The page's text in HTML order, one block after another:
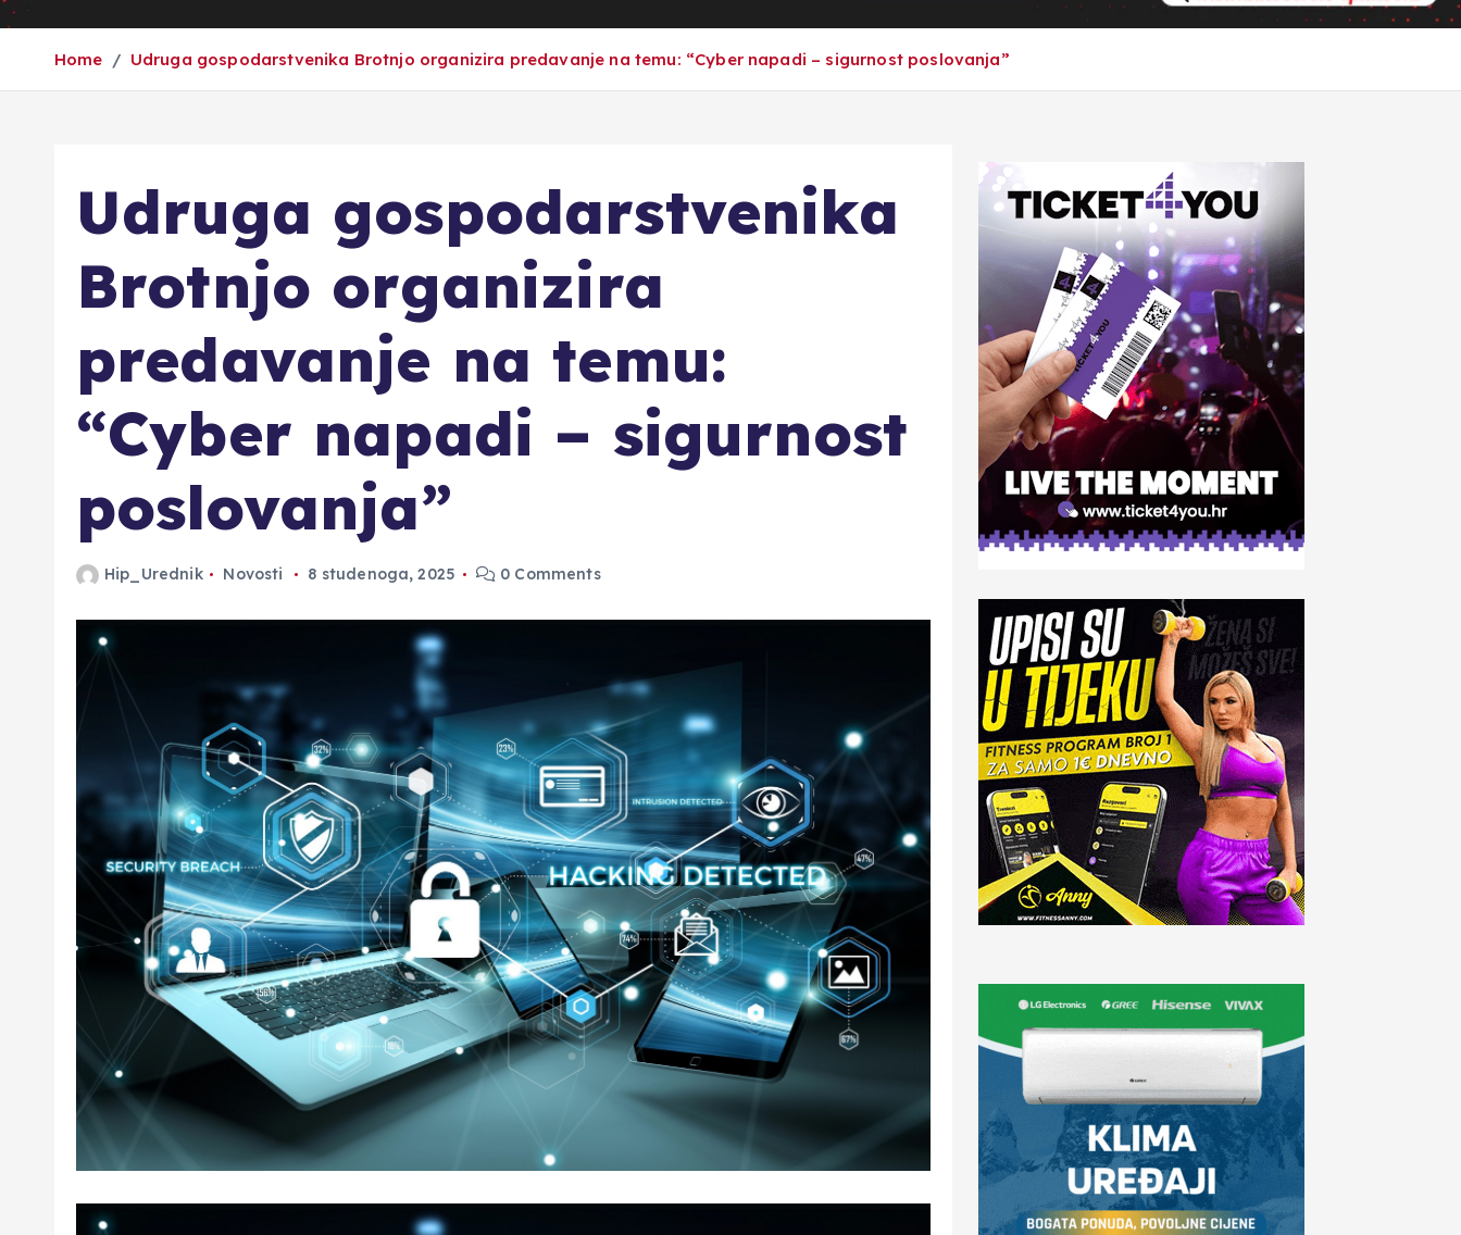
Home Udruga gospodarstvenika Brotnjo organizira predavanje na temu: “Cyber napadi – sigurnost poslovanja”
Udruga gospodarstvenika
Brotnjo organizira
predavanje na temu:
“Cyber napadi – sigurnost
poslovanja”
Hip_Urednik Novosti 8 studenoga, 2025 0 Comments